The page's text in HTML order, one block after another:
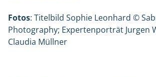
Fotos: Titelbild Sophie Leonhard ©
Photography; Expertenporträt Jurgen
Claudia Müllner